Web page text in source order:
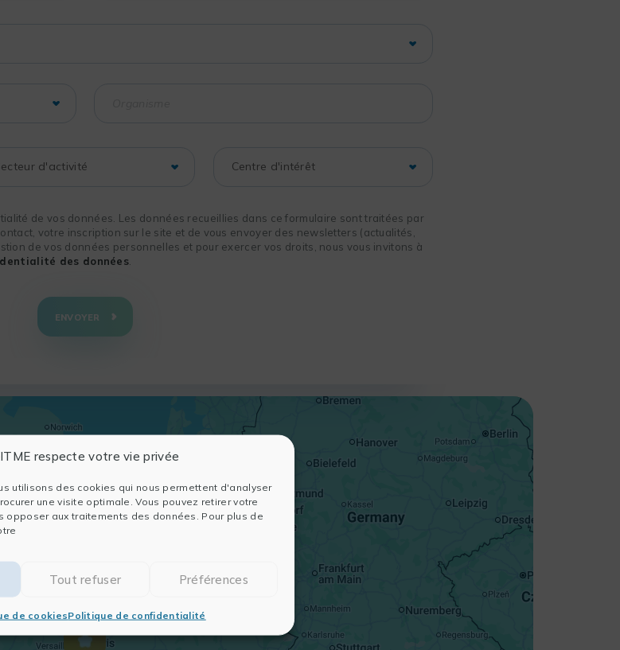
respecte votre vie privée
utilisons des cookies qui nous permettent d'analyser
une visite optimale. Vous pouvez retirer votre
opposer aux traitements des données. Pour plus de
Tout refuser Préférences
de cookiesPolitique de confidentialité
de vos données. Les données recueillies dans ce formulaire sont traitées par
votre inscription sur le site et de vous envoyer des newsletters (actualités,
de vos données personnelles et pour exercer vos droits, nous vous invitons à
des données
ENVOYER